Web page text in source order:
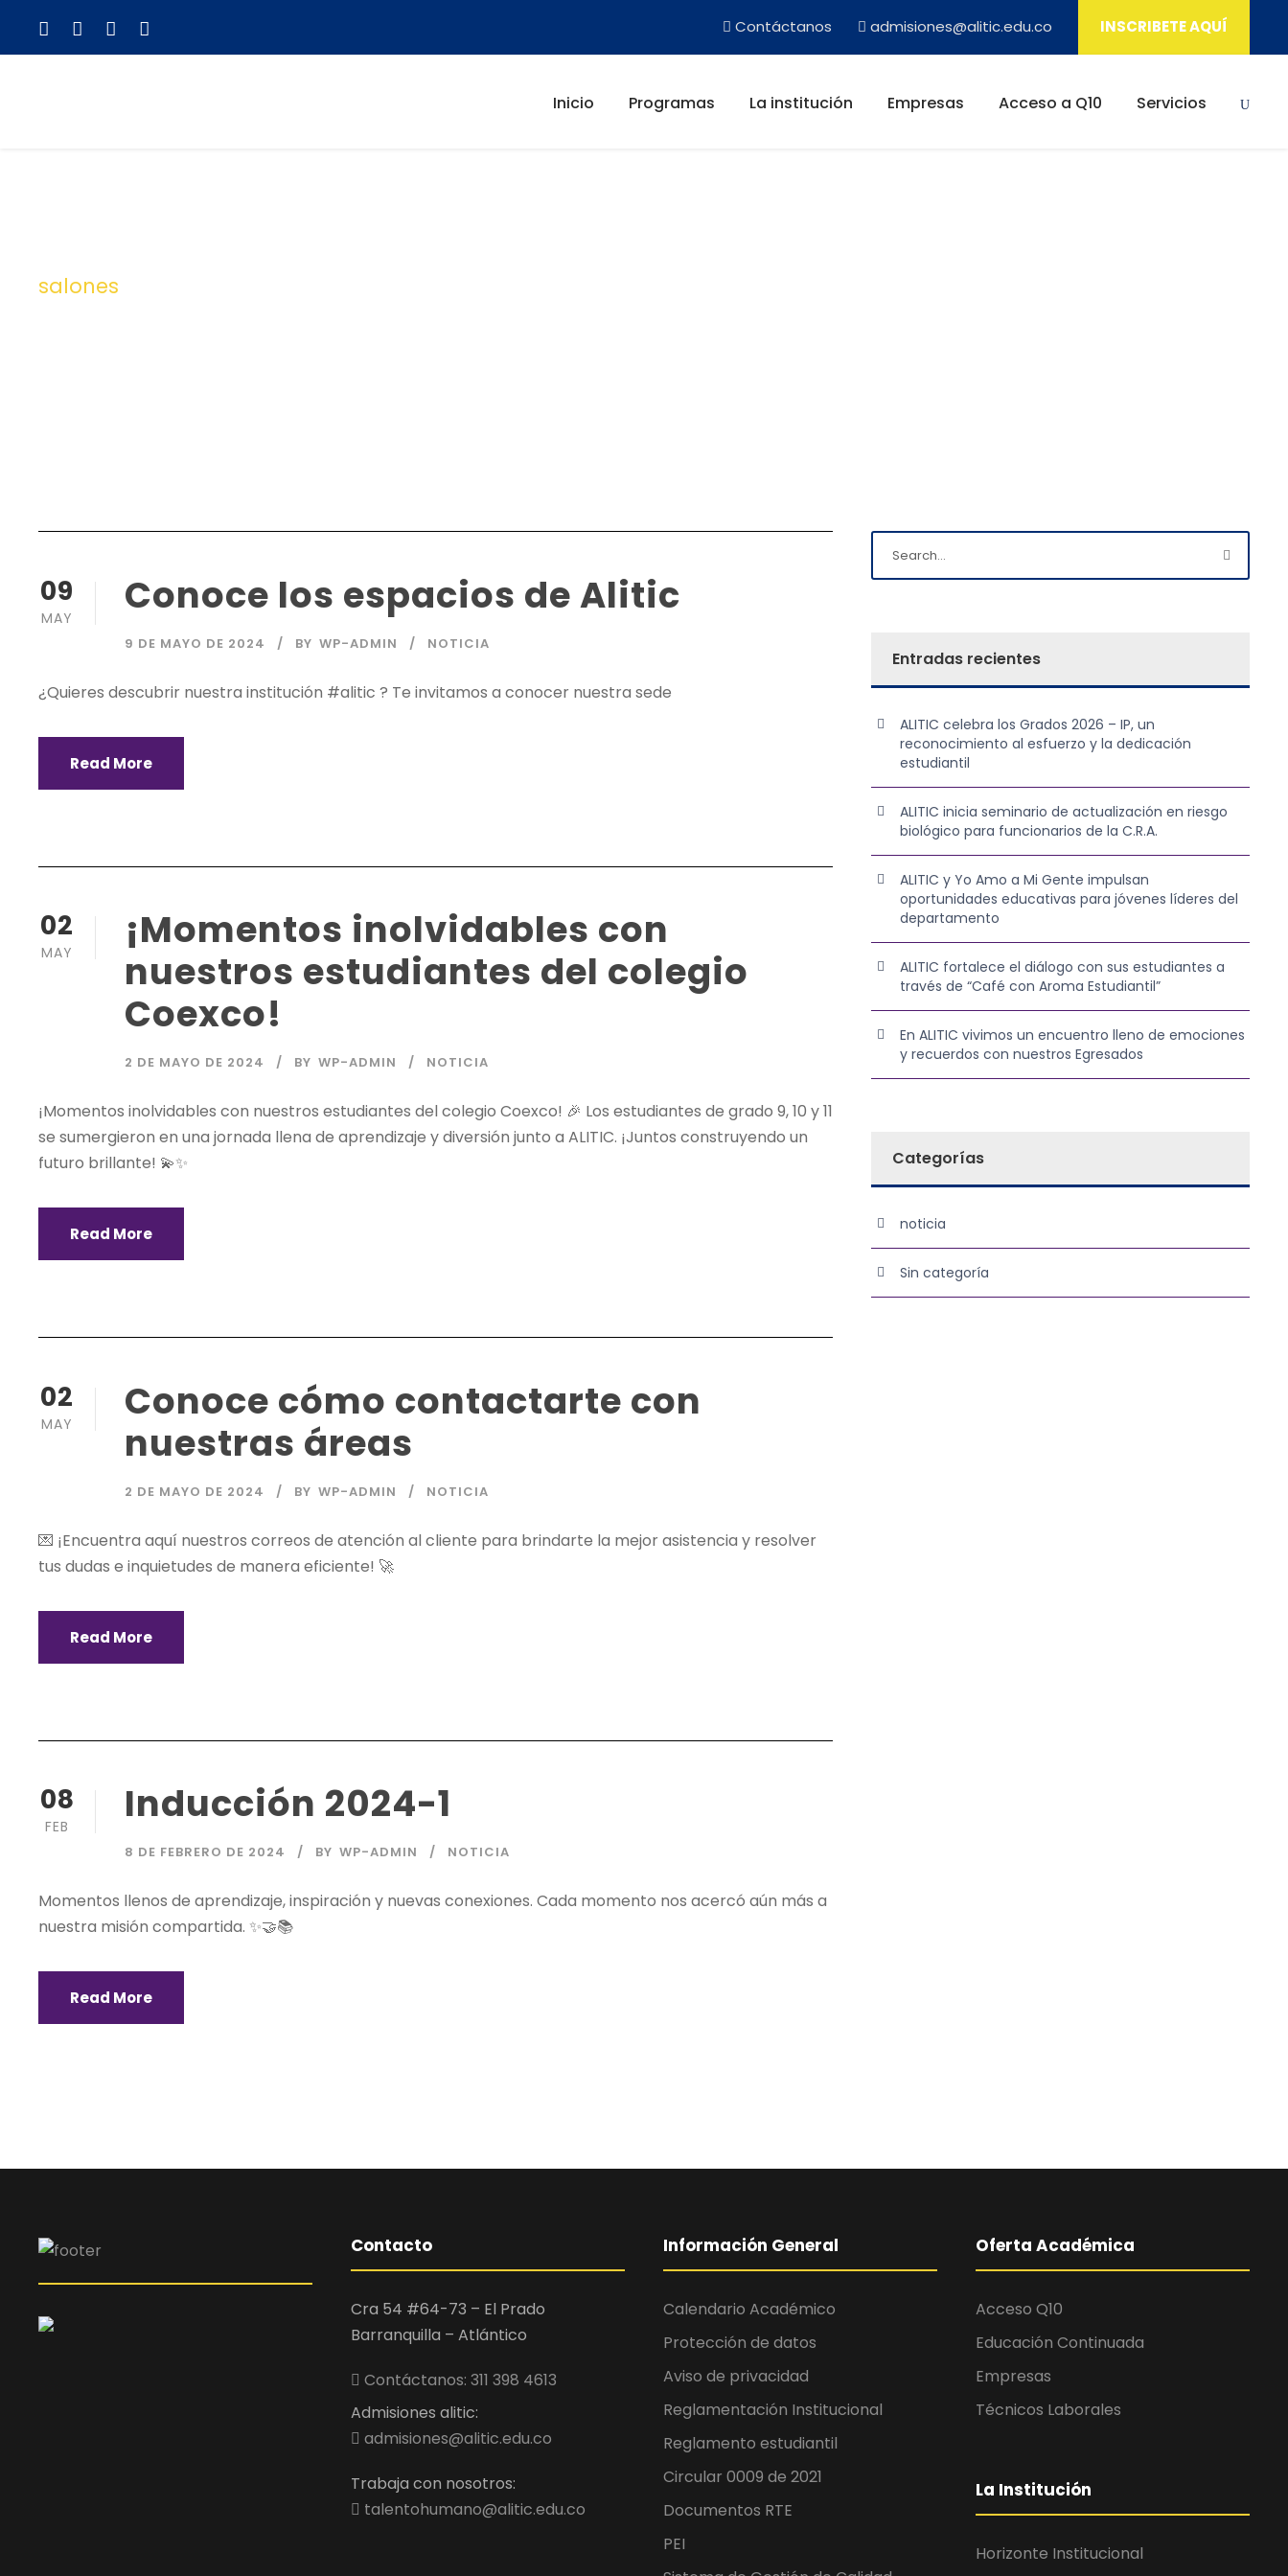
Contáctanos admisiones@alitic.edu.co INSCRIBETE AQUÍ
Inicio Programas La institución Empresas Acceso a Q10 Servicios
salones
09
MAY Conoce los espacios de Alitic
9 DE MAYO DE 2024 BY WP-ADMIN NOTICIA
¿Quieres descubrir nuestra institución #alitic ? Te invitamos a conocer nuestra sede
Read More
02
MAY
¡Momentos inolvidables con
nuestros estudiantes del colegio
Coexco!
2 DE MAYO DE 2024 BY WP-ADMIN NOTICIA
¡Momentos inolvidables con nuestros estudiantes del colegio Coexco! 🎉 Los estudiantes de grado 9, 10 y 11
se sumergieron en una jornada llena de aprendizaje y diversión junto a ALITIC. ¡Juntos construyendo un
futuro brillante! 💫✨
Read More
02
MAY
Conoce cómo contactarte con
nuestras áreas
2 DE MAYO DE 2024 BY WP-ADMIN NOTICIA
💌 ¡Encuentra aquí nuestros correos de atención al cliente para brindarte la mejor asistencia y resolver
tus dudas e inquietudes de manera eficiente! 🚀
Read More
08
FEB Inducción 2024-1
8 DE FEBRERO DE 2024 BY WP-ADMIN NOTICIA
Momentos llenos de aprendizaje, inspiración y nuevas conexiones. Cada momento nos acercó aún más a
nuestra misión compartida. ✨🤝📚
Read More
Entradas recientes
ALITIC celebra los Grados 2026 – IP, un
reconocimiento al esfuerzo y la dedicación
estudiantil
ALITIC inicia seminario de actualización en riesgo
biológico para funcionarios de la C.R.A.
ALITIC y Yo Amo a Mi Gente impulsan
oportunidades educativas para jóvenes líderes del
departamento
ALITIC fortalece el diálogo con sus estudiantes a
través de “Café con Aroma Estudiantil”
En ALITIC vivimos un encuentro lleno de emociones
y recuerdos con nuestros Egresados
Categorías
noticia
Sin categoría
Contacto
Cra 54 #64-73 – El Prado
Barranquilla – Atlántico
Contáctanos: 311 398 4613
Admisiones alitic:
admisiones@alitic.edu.co
Trabaja con nosotros:
talentohumano@alitic.edu.co
Información General
Calendario Académico
Protección de datos
Aviso de privacidad
Reglamentación Institucional
Reglamento estudiantil
Circular 0009 de 2021
Documentos RTE
PEI
Oferta Académica
Acceso Q10
Educación Continuada
Empresas
Técnicos Laborales
La Institución
Horizonte Institucional